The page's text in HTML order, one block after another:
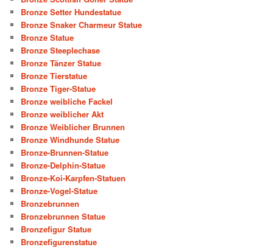
Bronze Setter Hundestatue
Bronze Snaker Charmeur Statue
Bronze Statue
Bronze Steeplechase
Bronze Tänzer Statue
Bronze Tierstatue
Bronze Tiger-Statue
Bronze weibliche Fackel
Bronze weiblicher Akt
Bronze Weiblicher Brunnen
Bronze Windhunde Statue
Bronze-Brunnen-Statue
Bronze-Delphin-Statue
Bronze-Koi-Karpfen-Statuen
Bronze-Vogel-Statue
Bronzebrunnen
Bronzebrunnen Statue
Bronzefigur Statue
Bronzefigurenstatue